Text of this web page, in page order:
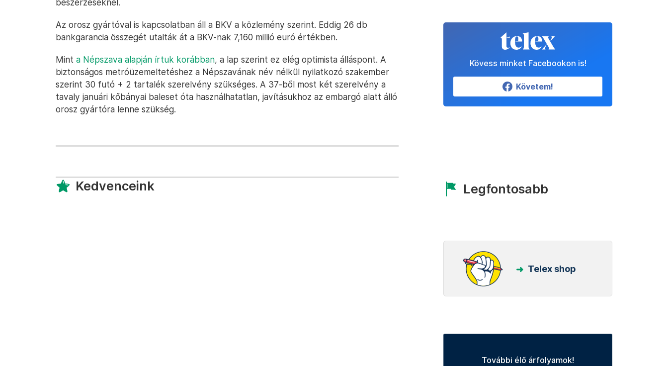
beszerzéseknél.
Az orosz gyártóval is kapcsolatban áll a BKV a közlemény szerint. Eddig 26 db
bankgarancia összegét utalták át a BKV-nak 7,160 millió euró értékben.
Mint a Népszava alapján írtuk korábban, a lap szerint ez elég optimista álláspont. A
biztonságos metróüzemeltetéshez a Népszavának név nélkül nyilatkozó szakember
szerint 30 futó + 2 tartalék szerelvény szükséges. A 37-ből most két szerelvény a
tavaly januári kőbányai baleset óta használhatatlan, javításukhoz az embargó alatt álló
orosz gyártóra lenne szükség.
Kedvenceink
Kövess minket Facebookon is!
Követem!
Legfontosabb
Telex shop
További élő árfolyamok!